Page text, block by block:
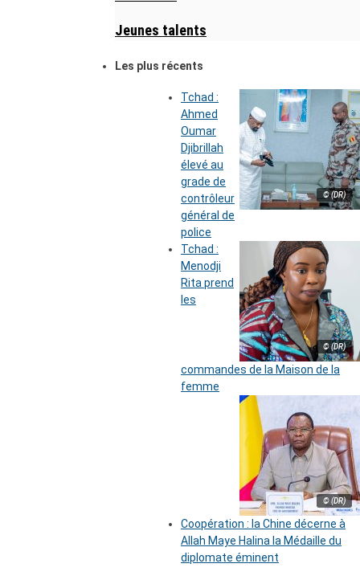
Jeunes talents
Les plus récents
© (DR)
Tchad :
Ahmed
Oumar
Djibrillah
élevé au
grade de
contrôleur
général de
police
© (DR)
Tchad :
Menodji
Rita prend
les
commandes de la Maison de la
femme
© (DR)
Coopération : la Chine décerne à
Allah Maye Halina la Médaille du
diplomate éminent